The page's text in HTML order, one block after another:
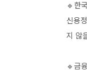
🔹한
신용
지 않
🔹금